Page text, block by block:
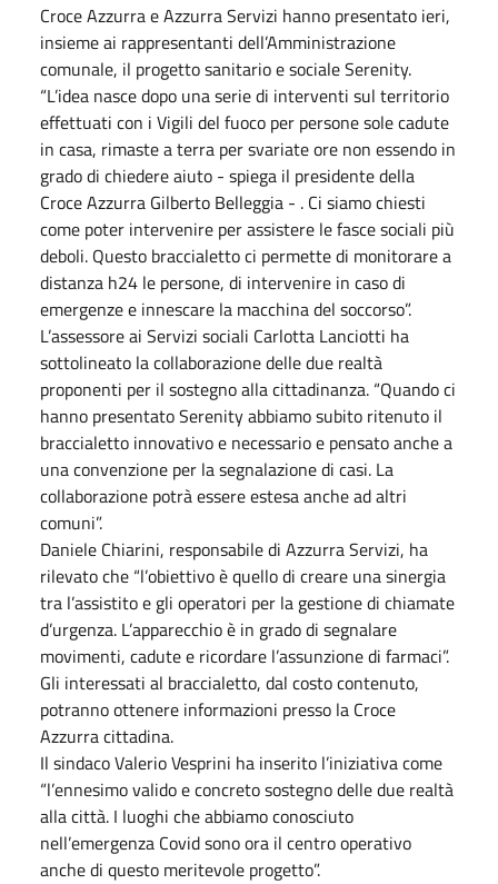
Croce Azzurra e Azzurra Servizi hanno presentato ieri,
insieme ai rappresentanti dell’Amministrazione
comunale, il progetto sanitario e sociale Serenity.
“L’idea nasce dopo una serie di interventi sul territorio
effettuati con i Vigili del fuoco per persone sole cadute
in casa, rimaste a terra per svariate ore non essendo in
grado di chiedere aiuto - spiega il presidente della
Croce Azzurra Gilberto Belleggia - . Ci siamo chiesti
come poter intervenire per assistere le fasce sociali più
deboli. Questo braccialetto ci permette di monitorare a
distanza h24 le persone, di intervenire in caso di
emergenze e innescare la macchina del soccorso”.
L’assessore ai Servizi sociali Carlotta Lanciotti ha
sottolineato la collaborazione delle due realtà
proponenti per il sostegno alla cittadinanza. “Quando ci
hanno presentato Serenity abbiamo subito ritenuto il
braccialetto innovativo e necessario e pensato anche a
una convenzione per la segnalazione di casi. La
collaborazione potrà essere estesa anche ad altri
comuni”.
Daniele Chiarini, responsabile di Azzurra Servizi, ha
rilevato che “l’obiettivo è quello di creare una sinergia
tra l’assistito e gli operatori per la gestione di chiamate
d’urgenza. L’apparecchio è in grado di segnalare
movimenti, cadute e ricordare l’assunzione di farmaci”.
Gli interessati al braccialetto, dal costo contenuto,
potranno ottenere informazioni presso la Croce
Azzurra cittadina.
Il sindaco Valerio Vesprini ha inserito l’iniziativa come
“l’ennesimo valido e concreto sostegno delle due realtà
alla città. I luoghi che abbiamo conosciuto
nell’emergenza Covid sono ora il centro operativo
anche di questo meritevole progetto”.